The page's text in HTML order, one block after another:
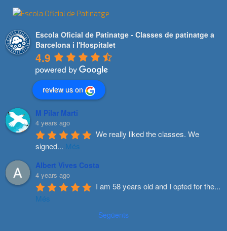
Escola Oficial de Patinatge - Classes de patinatge a
Barcelona i l'Hospitalet
4.9
review us on
M Pilar Marti
4 years ago
We really liked the classes. We
signed... Més
Albert Vives Costa
4 years ago
I am 58 years old and I opted for the...
Més
Següents